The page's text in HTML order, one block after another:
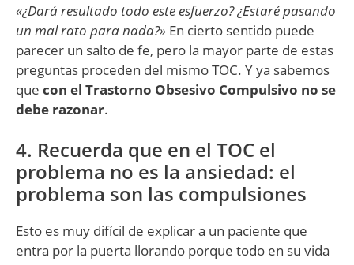
«¿Dará resultado todo este esfuerzo? ¿Estaré pasando
un mal rato para nada?» En cierto sentido puede
parecer un salto de fe, pero la mayor parte de estas
preguntas proceden del mismo TOC. Y ya sabemos
que con el Trastorno Obsesivo Compulsivo no se
debe razonar.
4. Recuerda que en el TOC el
problema no es la ansiedad: el
problema son las compulsiones
Esto es muy difícil de explicar a un paciente que
entra por la puerta llorando porque todo en su vida